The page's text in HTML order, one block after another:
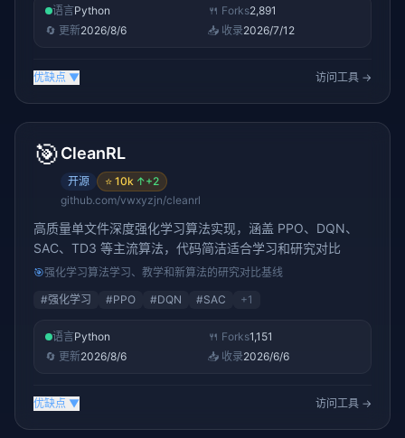
语言Python 🍴 Forks2,891
🔄 更新2026/8/6 📥 收录2026/7/12
优缺点 ▼ 访问工具 →
🎯CleanRL
开源 ⭐ 10k ↑+2
github.com/vwxyzjn/cleanrl
高质量单文件深度强化学习算法实现，涵盖 PPO、DQN、
SAC、TD3 等主流算法，代码简洁适合学习和研究对比
🎯强化学习算法学习、教学和新算法的研究对比基线
#强化学习 #PPO #DQN #SAC +1
语言Python 🍴 Forks1,151
🔄 更新2026/8/6 📥 收录2026/6/6
优缺点 ▼ 访问工具 →